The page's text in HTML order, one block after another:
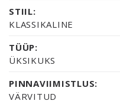
STIIL:
KLASSIKALINE
TÜÜP:
ÜKSIKUKS
PINNAVIIMISTLUS:
VÄRVITUD